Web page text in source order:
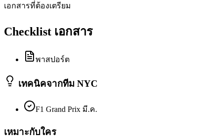
เอกสารที่ต้องเตรียม
Checklist เอกสาร
พาสปอร์ต
เทคนิคจากทีม NYC
F1 Grand Prix มี.ค.
เหมาะกับใคร